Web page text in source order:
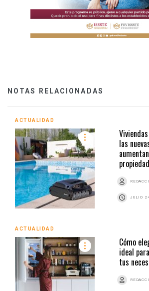
NOTAS RELACIONADAS
ACTUALIDAD
las
propiedad
JULIO
ACTUALIDAD
Cómo
ideal
tus